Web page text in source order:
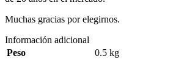
Muchas gracias por elegirnos.
Información adicional
Peso
0.5 kg